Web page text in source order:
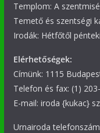
Templom: A
Temető és szentségi
Irodák: Hétfőtől
Elérhetőségek:
Címünk: 1115
Telefon és fax: (1)
E-mail: iroda {kukac}
Urnairoda